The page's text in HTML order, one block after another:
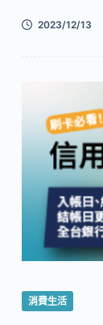
2023/12/13
消費生活